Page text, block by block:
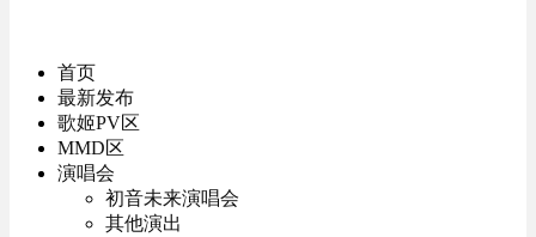
首页
最新发布
歌姬PV区
MMD区
演唱会
初音未来演唱会
其他演出